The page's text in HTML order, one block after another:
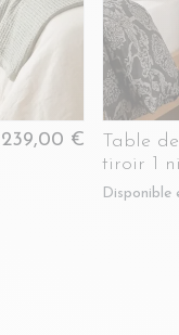
239,00 €
Table
tiroir 1
Disponible